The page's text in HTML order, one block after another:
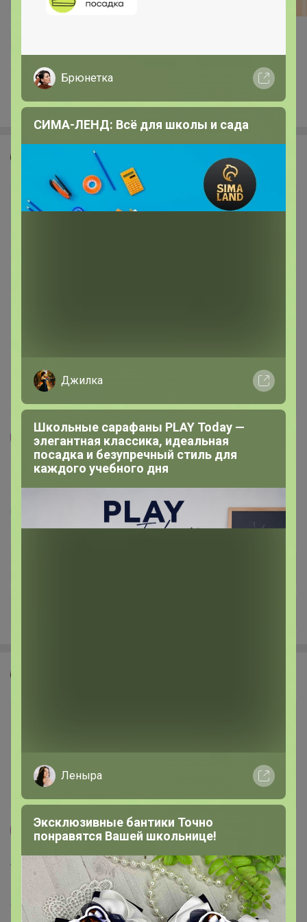
1
Показаны записи1-12из249.
1.7K 6.3K 96 18
ZEERO Ноль отходов, ЭКО. быт.мелочи, химия,
косметика. ВОСКОВЫЕ САЛФЕТКИ И
МЕНСТРУАЛЬНЫЕ ЧАШИ
Последнее:
Красинтия, 08 августа 2026, 17:59
Уютный дом DeNastia - стильные коллекции
посуды, сервировка, хранение. Ассортимент
"Посуда-центр" в 2 раза выгоднее!
Стоп 15 августа
Брюнетка
СИМА-ЛЕНД: Всё для школы и сада
Джилка
Школьные сарафаны PLAY Today —
элегантная классика, идеальная
посадка и безупречный стиль для
каждого учебного дня
Леныра
Эксклюзивные бантики Точно
понравятся Вашей школьнице!